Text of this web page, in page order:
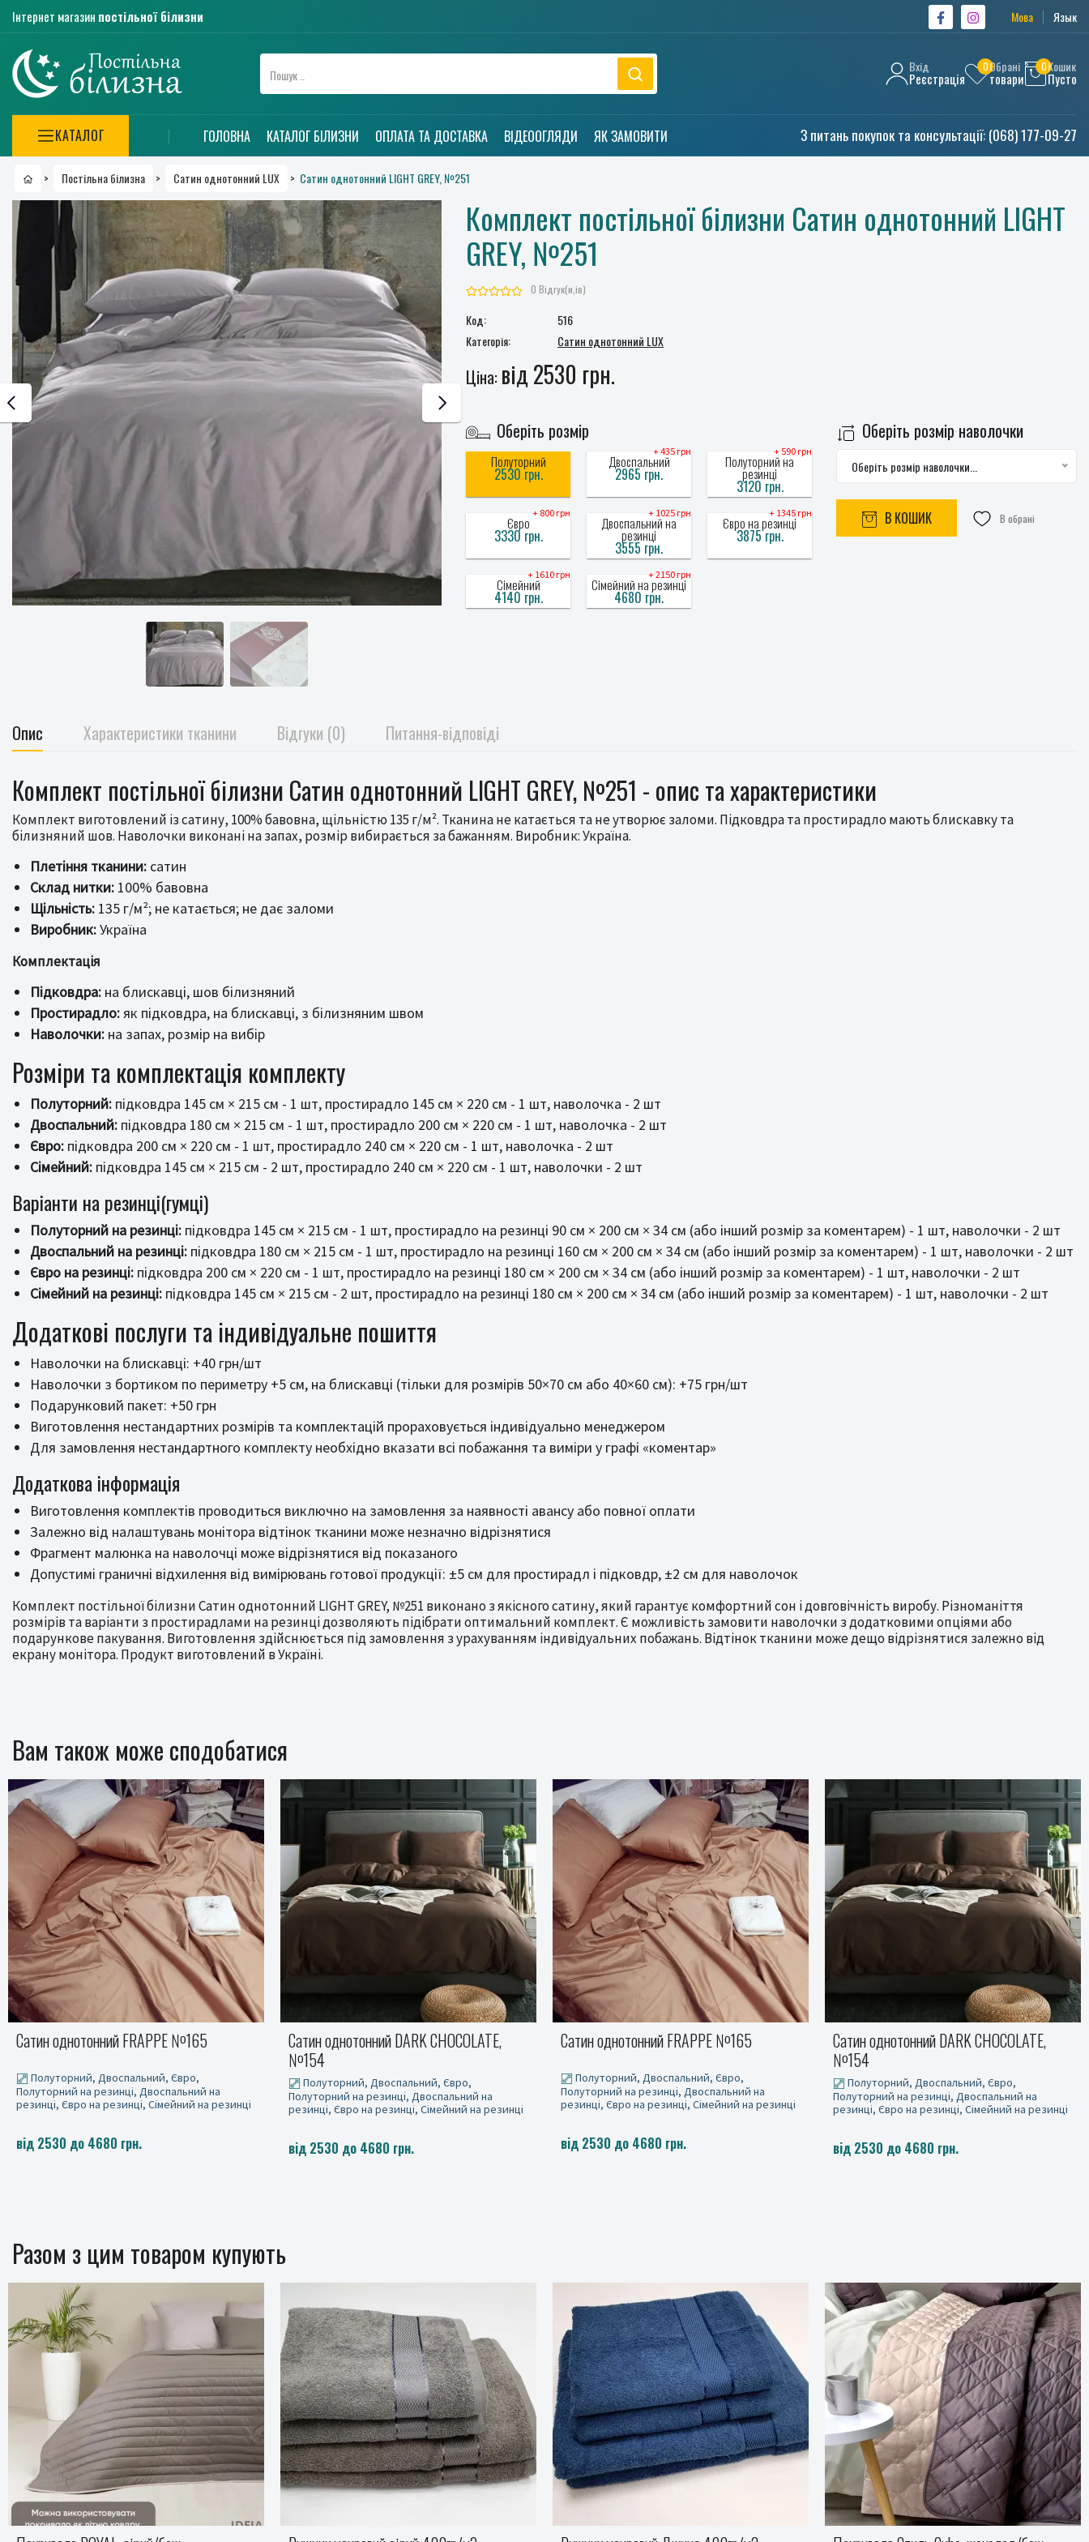
Інтернет магазин постільної білизни Мова Язык
Вхід
Реєстрація
0Обрані
товари
0Кошик
Пусто
КАТАЛОГ ГОЛОВНА КАТАЛОГ БІЛИЗНИ ОПЛАТА ТА ДОСТАВКА ВІДЕООГЛЯДИ ЯК ЗАМОВИТИ З питань покупок та консультації: (068) 177-09-27
> Постільна білизна > Сатин однотонний LUX > Сатин однотонний LIGHT GREY, №251
Комплект постільної білизни Сатин однотонний LIGHT
GREY, №251
0 Відгук(и,ів)
Код:
516
Категорія:
Сатин однотонний LUX
Ціна: від 2530 грн.
Оберіть розмір
Полуторний
2530 грн.
+ 435 грн
Двоспальний
2965 грн.
+ 590 грн
Полуторний на
резинці
3120 грн.
+ 800 грн
Євро
3330 грн.
+ 1025 грн
Двоспальний на
резинці
3555 грн.
+ 1345 грн
Євро на резинці
3875 грн.
+ 1610 грн
Сімейний
4140 грн.
+ 2150 грн
Сімейний на резинці
4680 грн.
Оберіть розмір наволочки
Оберіть розмір наволочки...
В КОШИК В обрані
Опис Характеристики тканини Відгуки (0) Питання-відповіді
Комплект постільної білизни Сатин однотонний LIGHT GREY, №251 - опис та характеристики
Комплект виготовлений із сатину, 100% бавовна, щільністю 135 г/м². Тканина не катається та не утворює заломи. Підковдра та простирадло мають блискавку та
білизняний шов. Наволочки виконані на запах, розмір вибирається за бажанням. Виробник: Україна.
Плетіння тканини: сатин
Склад нитки: 100% бавовна
Щільність: 135 г/м²; не катається; не дає заломи
Виробник:Україна
Комплектація
Підковдра: на блискавці, шов білизняний
Простирадло:як підковдра, на блискавці, з білизняним швом
Наволочки: на запах, розмір на вибір
Розміри та комплектація комплекту
Полуторний: підковдра 145 см × 215 см - 1 шт, простирадло 145 см × 220 см - 1 шт, наволочка - 2 шт
Двоспальний: підковдра 180 см × 215 см - 1 шт, простирадло 200 см × 220 см - 1 шт, наволочка - 2 шт
Євро: підковдра 200 см × 220 см - 1 шт, простирадло 240 см × 220 см - 1 шт, наволочка - 2 шт
Сімейний: підковдра 145 см × 215 см - 2 шт, простирадло 240 см × 220 см - 1 шт, наволочки - 2 шт
Варіанти на резинці(гумці)
Полуторний на резинці: підковдра 145 см × 215 см - 1 шт, простирадло на резинці 90 см × 200 см × 34 см (або інший розмір за коментарем) - 1 шт, наволочки - 2 шт
Двоспальний на резинці: підковдра 180 см × 215 см - 1 шт, простирадло на резинці 160 см × 200 см × 34 см (або інший розмір за коментарем) - 1 шт, наволочки - 2 шт
Євро на резинці: підковдра 200 см × 220 см - 1 шт, простирадло на резинці 180 см × 200 см × 34 см (або інший розмір за коментарем) - 1 шт, наволочки - 2 шт
Сімейний на резинці: підковдра 145 см × 215 см - 2 шт, простирадло на резинці 180 см × 200 см × 34 см (або інший розмір за коментарем) - 1 шт, наволочки - 2 шт
Додаткові послуги та індивідуальне пошиття
Наволочки на блискавці: +40 грн/шт
Наволочки з бортиком по периметру +5 см, на блискавці (тільки для розмірів 50×70 см або 40×60 см): +75 грн/шт
Подарунковий пакет: +50 грн
Виготовлення нестандартних розмірів та комплектацій прораховується індивідуально менеджером
Для замовлення нестандартного комплекту необхідно вказати всі побажання та виміри у графі «коментар»
Додаткова інформація
Виготовлення комплектів проводиться виключно на замовлення за наявності авансу або повної оплати
Залежно від налаштувань монітора відтінок тканини може незначно відрізнятися
Фрагмент малюнка на наволочці може відрізнятися від показаного
Допустимі граничні відхилення від вимірювань готової продукції: ±5 см для простирадл і підковдр, ±2 см для наволочок
Комплект постільної білизни Сатин однотонний LIGHT GREY, №251 виконано з якісного сатину, який гарантує комфортний сон і довговічність виробу. Різноманіття
розмірів та варіанти з простирадлами на резинці дозволяють підібрати оптимальний комплект. Є можливість замовити наволочки з додатковими опціями або
подарункове пакування. Виготовлення здійснюється під замовлення з урахуванням індивідуальних побажань. Відтінок тканини може дещо відрізнятися залежно від
екрану монітора. Продукт виготовлений в Україні.
Вам також може сподобатися
Сатин однотонний FRAPPE №165
Полуторний, Двоспальний, Євро,
Полуторний на резинці, Двоспальний на
резинці, Євро на резинці, Сімейний на резинці
від 2530 до 4680 грн.
Сатин однотонний DARK CHOCOLATE,
№154
Полуторний, Двоспальний, Євро,
Полуторний на резинці, Двоспальний на
резинці, Євро на резинці, Сімейний на резинці
від 2530 до 4680 грн.
Сатин однотонний FRAPPE №165
Полуторний, Двоспальний, Євро,
Полуторний на резинці, Двоспальний на
резинці, Євро на резинці, Сімейний на резинці
від 2530 до 4680 грн.
Сатин однотонний DARK CHOCOLATE,
№154
Полуторний, Двоспальний, Євро,
Полуторний на резинці, Двоспальний на
резинці, Євро на резинці, Сімейний на резинці
від 2530 до 4680 грн.
Разом з цим товаром купують